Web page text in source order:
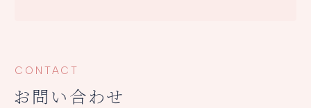
CONTACT
お問い合わせ